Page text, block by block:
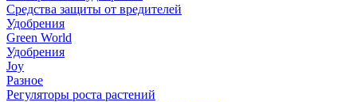
Средства защиты от вредителей
Удобрения
Green World
Удобрения
Joy
Разное
Регуляторы роста растений